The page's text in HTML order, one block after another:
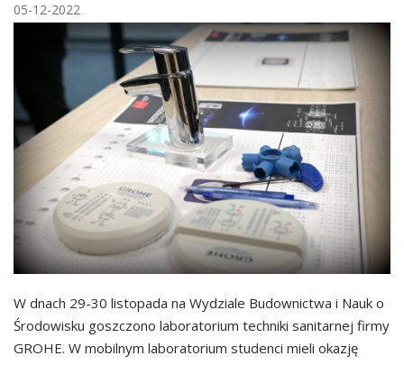
05-12-2022
W dnach 29-30 listopada na Wydziale Budownictwa i Nauk o
Środowisku goszczono laboratorium techniki sanitarnej firmy
GROHE. W mobilnym laboratorium studenci mieli okazję